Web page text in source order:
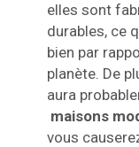
elles sont
durables, ce
bien par
planète. De
aura
maisons
vous